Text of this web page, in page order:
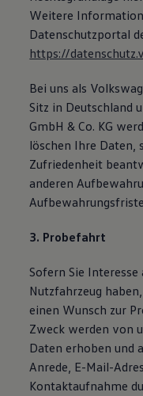
Weitere
Datenschutzportal
https://
Bei uns als
Sitz in Deutschland
GmbH & Co. KG
löschen Ihre Daten,
Zufriedenheit
anderen
3. Probefahrt
Sofern Sie
Nutzfahrzeug
einen Wunsch zur
Zweck werden von
Daten erhoben und
Anrede, E-Mail-
Kontaktaufnahme